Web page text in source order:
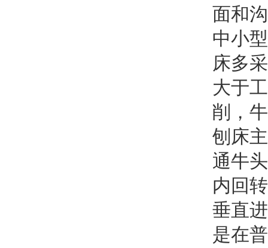
面和
中小
床多
大于
削，
刨床
通牛
内回
垂直
是在